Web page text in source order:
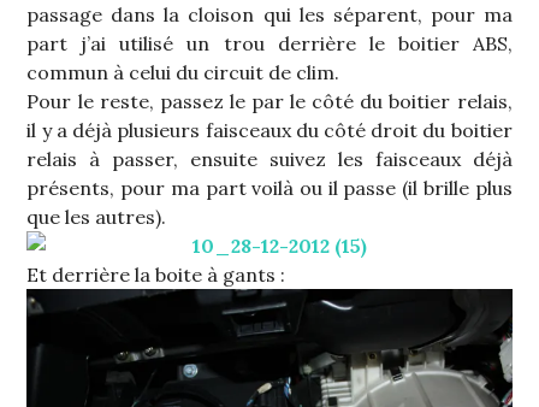
passage dans la cloison qui les séparent, pour ma
part j’ai utilisé un trou derrière le boitier ABS,
commun à celui du circuit de clim.
Pour le reste, passez le par le côté du boitier relais,
il y a déjà plusieurs faisceaux du côté droit du boitier
relais à passer, ensuite suivez les faisceaux déjà
présents, pour ma part voilà ou il passe (il brille plus
que les autres).
Et derrière la boite à gants :